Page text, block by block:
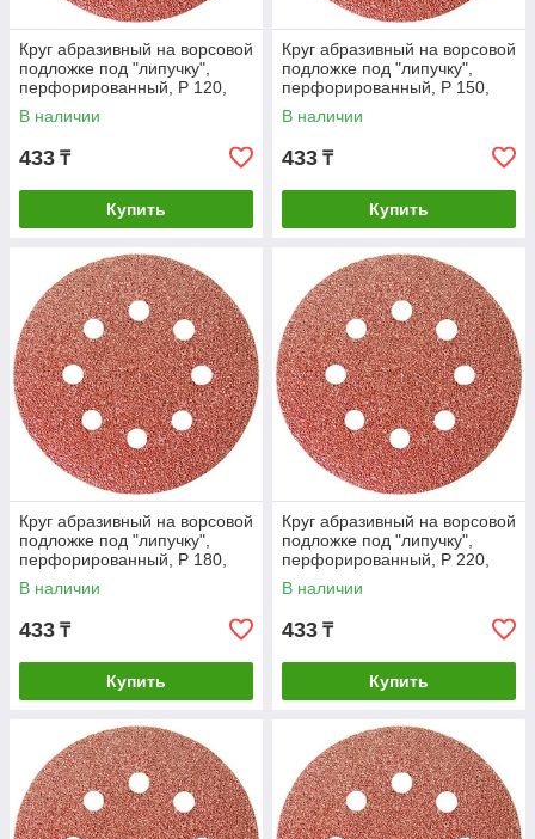
Круг абразивный на ворсовой
подложке под "липучку",
перфорированный, P 120,
125 мм, 5 шт Matrix
В наличии
433 ₸
Купить
Круг абразивный на ворсовой
подложке под "липучку",
перфорированный, P 150,
125 мм, 5 шт Matrix
В наличии
433 ₸
Купить
Круг абразивный на ворсовой
подложке под "липучку",
перфорированный, P 180,
125 мм, 5 шт Matrix
В наличии
433 ₸
Купить
Круг абразивный на ворсовой
подложке под "липучку",
перфорированный, P 220,
125 мм, 5 шт Matrix
В наличии
433 ₸
Купить